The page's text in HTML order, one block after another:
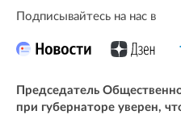
Подписывайтесь на нас в
Председатель
при губернаторе уверен,